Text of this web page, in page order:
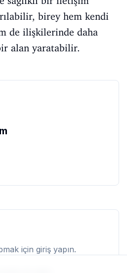
birey hem kendi
de ilişkilerinde daha
alan yaratabilir.
için giriş yapın.